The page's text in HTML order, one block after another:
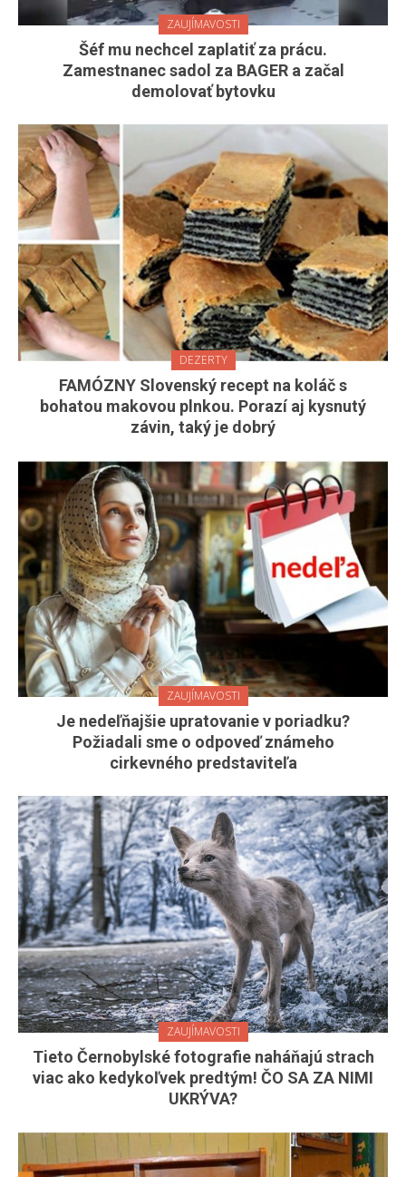
ZAUJÍMAVOSTI
Šéf mu nechcel zaplatiť za prácu.
Zamestnanec sadol za BAGER a začal
demolovať bytovku
DEZERTY
FAMÓZNY Slovenský recept na koláč s
bohatou makovou plnkou. Porazí aj kysnutý
závin, taký je dobrý
ZAUJÍMAVOSTI
Je nedeľňajšie upratovanie v poriadku?
Požiadali sme o odpoveď známeho
cirkevného predstaviteľa
ZAUJÍMAVOSTI
Tieto Černobylské fotografie naháňajú strach
viac ako kedykoľvek predtým! ČO SA ZA NIMI
UKRÝVA?